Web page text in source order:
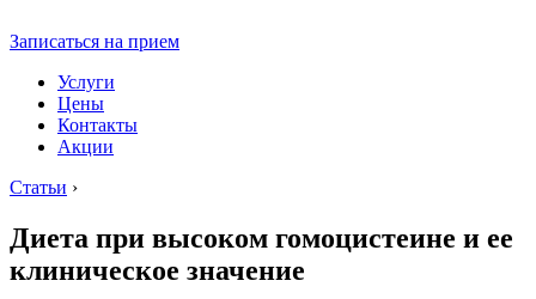
Записаться на прием
Услуги
Цены
Контакты
Акции
Статьи ›
Диета при высоком гомоцистеине и ее
клиническое значение